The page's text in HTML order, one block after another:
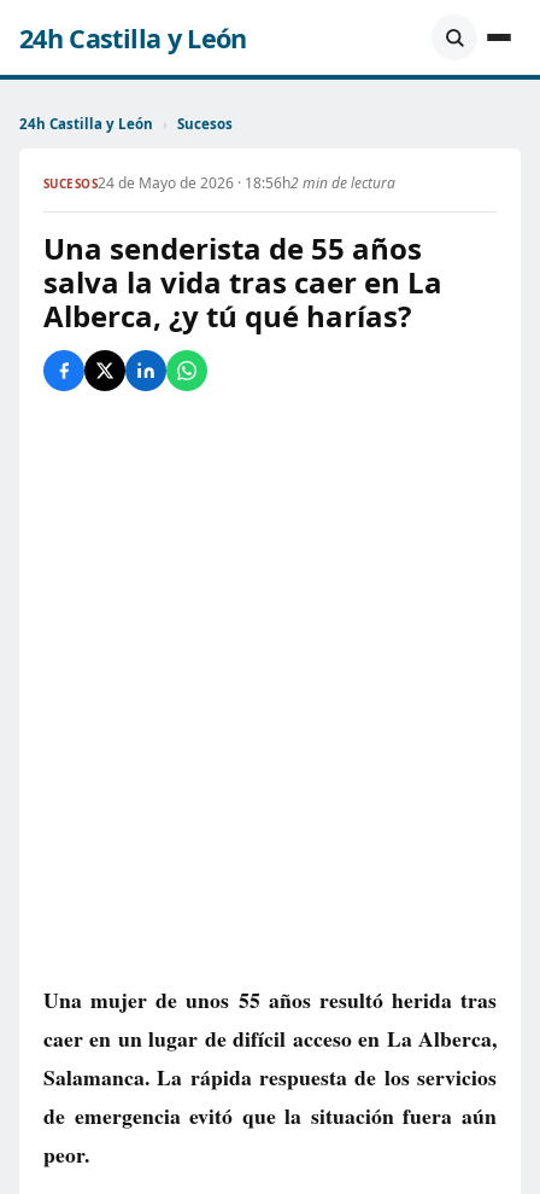
24h Castilla y León
24h Castilla y León › Sucesos
SUCESOS24 de Mayo de 2026 · 18:56h2 min de lectura
Una senderista de 55 años
salva la vida tras caer en La
Alberca, ¿y tú qué harías?
Una mujer de unos 55 años resultó herida tras
caer en un lugar de difícil acceso en La Alberca,
Salamanca. La rápida respuesta de los servicios
de emergencia evitó que la situación fuera aún
peor.